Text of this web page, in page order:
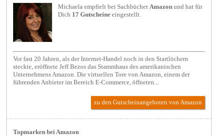
Michaela empfielt bei Sachbücher Amazon und hat für
Dich 17 Gutscheine eingestellt.
Vor fast 20 Jahren, als der Internet-Handel noch in den Startlöchern
steckte, eröffnete Jeff Bezos das Stammhaus des amerikanischen
Unternehmens Amazon. Die virtuellen Tore von Amazon, einem der
führenden Anbieter im Bereich E-Commerce, öffneten...
zu den Gutscheinangeboten von Amazon
Topmarken bei Amazon